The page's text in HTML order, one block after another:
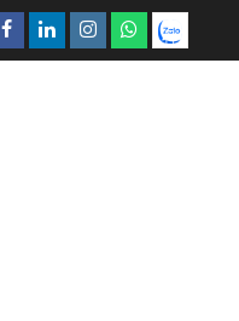
Facebook
LinkedinInstagram
What’sapp
Zalo